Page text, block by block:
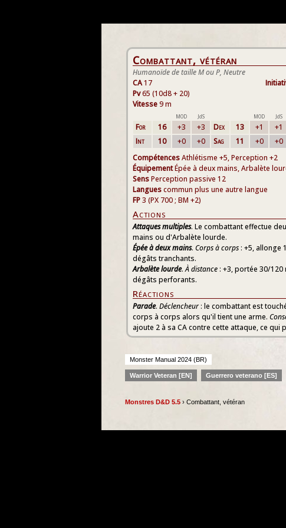
Combattant, vétéran
Humanoïde de taille M ou P, Neutre
CA17
Pv65 (10d8 + 20)
Vitesse9 m
MOD JdS MOD JdS
For 16 +3 +3 Dex 13 +1 +1
Int
10 +0 +0 Sag 11 +0 +0
CompétencesAthlétisme +5, Perception +2
ÉquipementÉpée à deux mains, Arbalète
SensPerception passive 12
Languescommun plus une autre langue
FP3 (PX 700 ; BM +2)
Actions
Attaques multiples. Le combattant effectue
mains ou d'Arbalète lourde.
Épée à deux mains. Corps à corps: +5, allonge
dégâts tranchants.
Arbalète lourde.À distance: +3, portée 30/120
dégâts perforants.
Réactions
Parade. Déclencheur: le combattant est
corps à corps alors qu'il tient une arme.
ajoute 2 à sa CA contre cette attaque, ce qui
Monster Manual 2024 (BR)
Warrior Veteran [EN] Guerrero veterano [ES]
Monstres D&D 5.5 › Combattant, vétéran